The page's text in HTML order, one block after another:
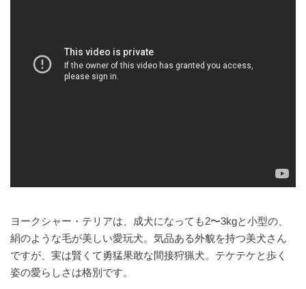
ヨークシャー・テリアは、成犬になっても2〜3kgと小型の、
絹のような毛が美しい愛玩犬。気品ある外貌を持つ美犬さん
ですが、実は賢くて勇猛果敢な間接狩猟犬。テケテケと歩く
姿の愛らしさは格別です。